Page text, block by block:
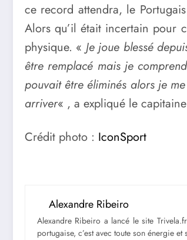
ce record attendra, le
Alors qu’il était incertain pour
physique. « Je joue blessé
être remplacé mais je
pouvait être éliminés alors je
arriver« , a expliqué le
Crédit photo : IconSport
Alexandre Ribeiro
Alexandre Ribeiro a lancé le site
portugaise, c’est avec toute son énergie